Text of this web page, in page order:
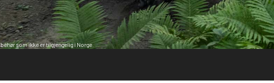
som ikke er tilgjengelig i Norge.